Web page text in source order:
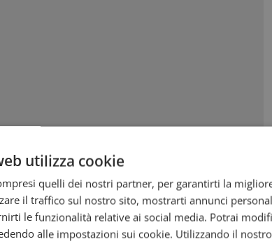
possedere un reddito imponibile Irpef non
personale conseguito l’anno scorso,
utilizza cookie
quelli dei nostri partner, per garantirti la
il traffico sul nostro sito, mostrarti annunci
le funzionalità relative ai social media. Potrai
alle impostazioni sui cookie. Utilizzando il